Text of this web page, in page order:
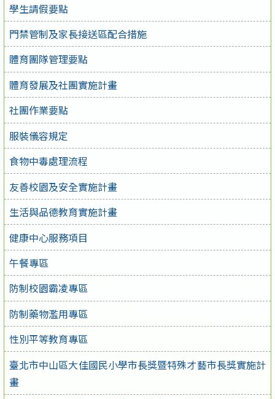
學生請假要點
門禁管制及家長接送區配合措施
體育團隊管理要點
體育發展及社團實施計畫
社團作業要點
服裝儀容規定
食物中毒處理流程
友善校園及安全實施計畫
生活與品德教育實施計畫
健康中心服務項目
午餐專區
防制校園霸凌專區
防制藥物濫用專區
性別平等教育專區
臺北市中山區大佳國民小學市長獎暨特殊才藝市長獎實施計
畫